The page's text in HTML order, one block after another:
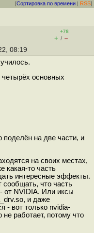
[Сортировка по времени | RSS]
+78
+ / –
08:19
четырёх основных
поделён на две части, и
на своих местах,
какая-то часть
интересные эффекты.
что часть
от NVIDIA. Или иксы
и даже
- вот только nvidia-
работает, потому что